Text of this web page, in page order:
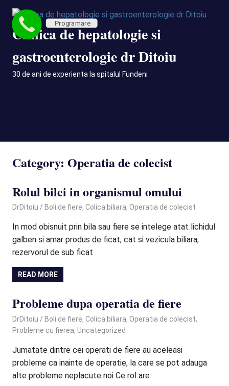
Skip
content
Clinica de hepatologie si
gastroenterologie dr Ditoiu
30 de ani de experienta la spitalul Fundeni
Category: Operatia de colecist
Rolul bilei in organismul omului
June 18, 2024
DrDitoiu Boli de fiere, Colica biliara, Operatia de colecist
In mod obisnuit prin bila sau fiere se intelege atat lichidul
galben si amar produs de ficat, cat si vezicula biliara,
rezervorul de sub ficat
READ MORE
Probleme dupa operatia de fiere
January 27, 2021
DrDitoiu Boli de fiere, Colica biliara, Operatia de colecist,
Probleme cu fierea, Uncategorized
Jumatate dintre cei operati de fiere au aceleasi
probleme ca inainte de operatie, la care se pot adauga
alte probleme neplacute noi Ce rol are
Programare